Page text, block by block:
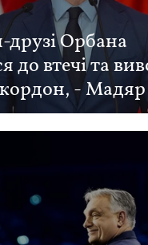
друзі Орбана
до втечі та
кордон, - Мадяр